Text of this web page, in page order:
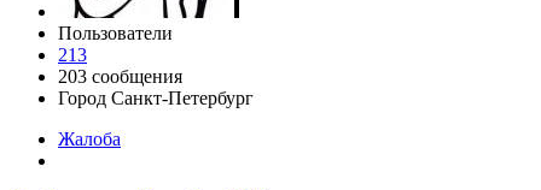
Пользователи
213
203 сообщения
Город Санкт-Петербург
Жалоба